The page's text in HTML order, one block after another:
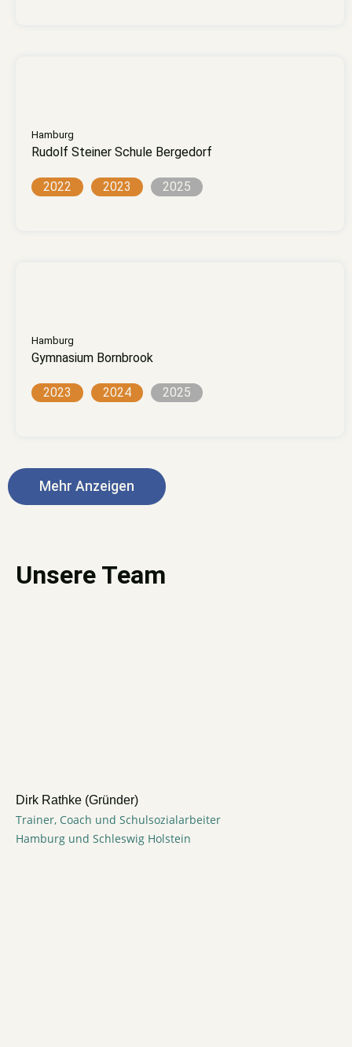
Hamburg
Rudolf Steiner Schule Bergedorf
2022 2023 2025
Hamburg
Gymnasium Bornbrook
2023 2024 2025
Mehr Anzeigen
Unsere Team
Dirk Rathke (Gründer)
Trainer, Coach und Schulsozialarbeiter
Hamburg und Schleswig Holstein